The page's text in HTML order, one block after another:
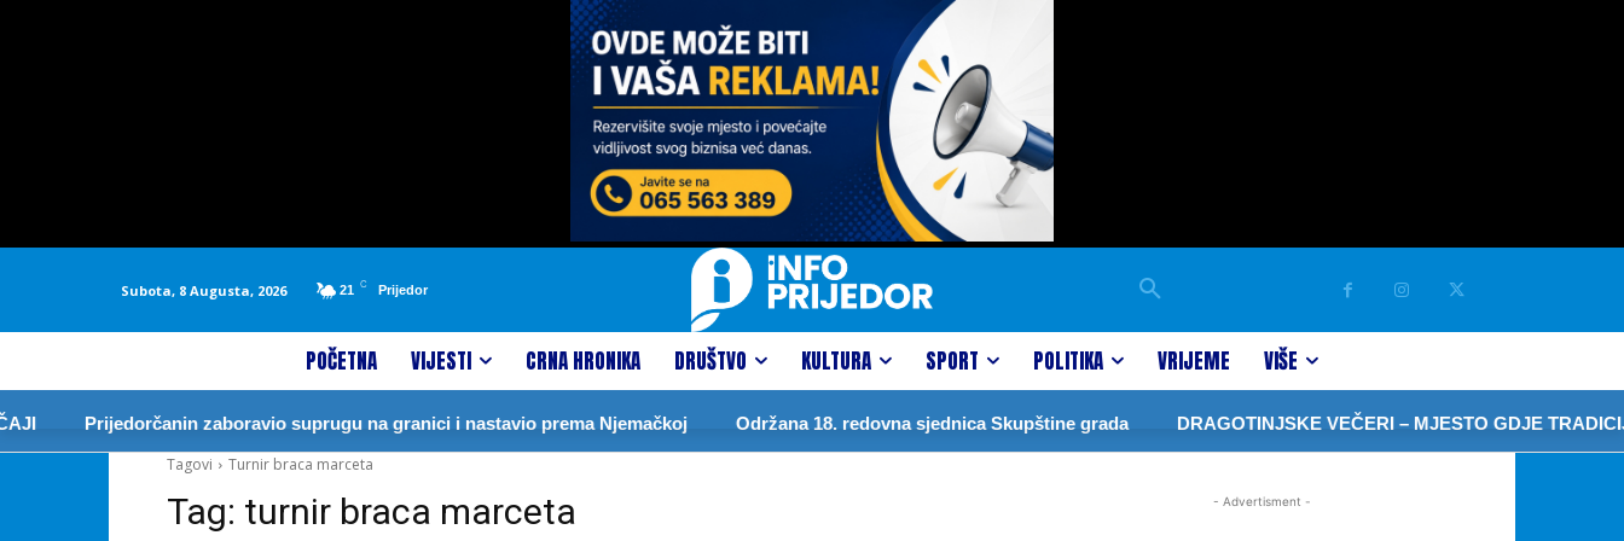
Subota, 8 Augusta, 2026 21 C Prijedor
POČETNA VIJESTI CRNA HRONIKA DRUŠTVO KULTURA SPORT POLITIKA VRIJEME VIŠE
Prijedorčanin zaboravio suprugu na granici i nastavio prema Njemačkoj Održana 18. redovna sjednica Skupštine grada
DRAGOTINJSKE VEČERI – MJESTO GDJE
Tagovi
Turnir braca marceta
Tag: turnir braca marceta - Advertisment -